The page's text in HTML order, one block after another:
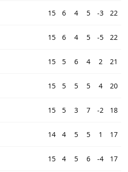
15 6 4 5 -3 22
15 6 4 5 -5 22
15 5 6 4 2 21
15 5 5 5 4 20
15 5 3 7 -2 18
14 4 5 5 1 17
15 4 5 6 -4 17